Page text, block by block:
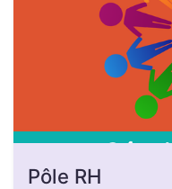
Pôle RH